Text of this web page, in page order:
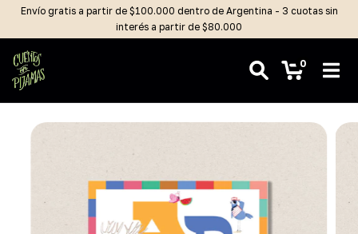
Envío gratis a partir de $100.000 dentro de Argentina - 3 cuotas sin
interés a partir de $80.000
0